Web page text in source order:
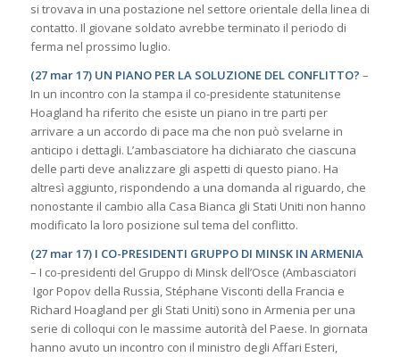
si trovava in una postazione nel settore orientale della linea di
contatto. Il giovane soldato avrebbe terminato il periodo di
ferma nel prossimo luglio.
(27 mar 17) UN PIANO PER LA SOLUZIONE DEL CONFLITTO? –
In un incontro con la stampa il co-presidente statunitense
Hoagland ha riferito che esiste un piano in tre parti per
arrivare a un accordo di pace ma che non può svelarne in
anticipo i dettagli. L’ambasciatore ha dichiarato che ciascuna
delle parti deve analizzare gli aspetti di questo piano. Ha
altresì aggiunto, rispondendo a una domanda al riguardo, che
nonostante il cambio alla Casa Bianca gli Stati Uniti non hanno
modificato la loro posizione sul tema del conflitto.
(27 mar 17) I CO-PRESIDENTI GRUPPO DI MINSK IN ARMENIA
– I co-presidenti del Gruppo di Minsk dell’Osce (Ambasciatori
Igor Popov della Russia, Stéphane Visconti della Francia e
Richard Hoagland per gli Stati Uniti) sono in Armenia per una
serie di colloqui con le massime autorità del Paese. In giornata
hanno avuto un incontro con il ministro degli Affari Esteri,